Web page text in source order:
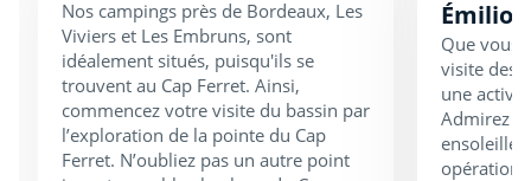
Nos campings près de Bordeaux, Les
Viviers et Les Embruns, sont
idéalement situés, puisqu'ils se
trouvent au Cap Ferret. Ainsi,
commencez votre visite du bassin par
l’exploration de la pointe du Cap
Ferret. N’oubliez pas un autre point
Émilion
Que vous
visite des
une
Admirez